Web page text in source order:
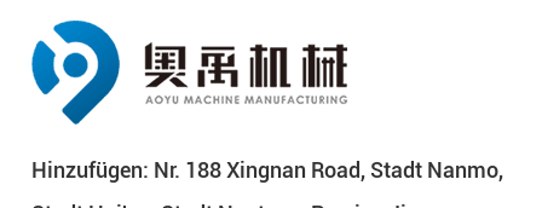
Hinzufügen: Nr. 188 Xingnan Road, Stadt Nanmo,